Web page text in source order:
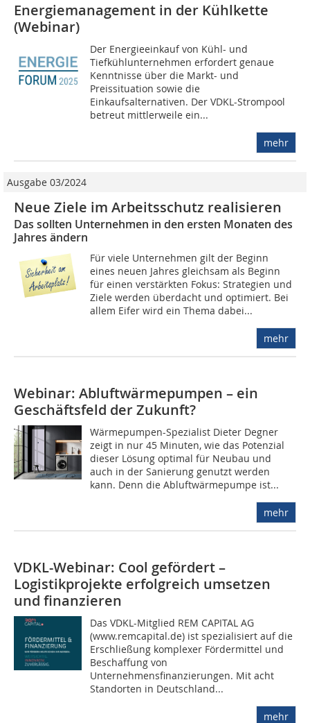
Energiemanagement in der Kühlkette
(Webinar)
Der Energieeinkauf von Kühl- und
Tiefkühlunternehmen erfordert genaue
Kenntnisse über die Markt- und
Preissituation sowie die
Einkaufsalternativen. Der VDKL-Strompool
betreut mittlerweile ein...
mehr
Ausgabe 03/2024
Neue Ziele im Arbeitsschutz realisieren
Das sollten Unternehmen in den ersten Monaten des
Jahres ändern
Für viele Unternehmen gilt der Beginn
eines neuen Jahres gleichsam als Beginn
für einen verstärkten Fokus: Strategien und
Ziele werden überdacht und optimiert. Bei
allem Eifer wird ein Thema dabei...
mehr
Webinar: Abluftwärmepumpen – ein
Geschäftsfeld der Zukunft?
Wärmepumpen-Spezialist Dieter Degner
zeigt in nur 45 Minuten, wie das Potenzial
dieser Lösung optimal für Neubau und
auch in der Sanierung genutzt werden
kann. Denn die Abluftwärmepumpe ist...
mehr
VDKL-Webinar: Cool gefördert –
Logistikprojekte erfolgreich umsetzen
und finanzieren
Das VDKL-Mitglied REM CAPITAL AG
(www.remcapital.de) ist spezialisiert auf die
Erschließung komplexer Fördermittel und
Beschaffung von
Unternehmensfinanzierungen. Mit acht
Standorten in Deutschland...
mehr